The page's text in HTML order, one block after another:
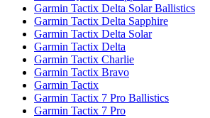
Garmin Tactix Delta Solar Ballistics
Garmin Tactix Delta Sapphire
Garmin Tactix Delta Solar
Garmin Tactix Delta
Garmin Tactix Charlie
Garmin Tactix Bravo
Garmin Tactix
Garmin Tactix 7 Pro Ballistics
Garmin Tactix 7 Pro